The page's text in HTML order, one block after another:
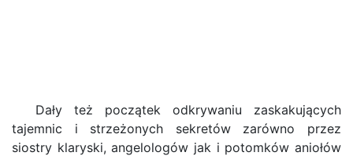
Dały też początek odkrywaniu zaskakujących
tajemnic i strzeżonych sekretów zarówno przez
siostry klaryski, angelologów jak i potomków aniołów